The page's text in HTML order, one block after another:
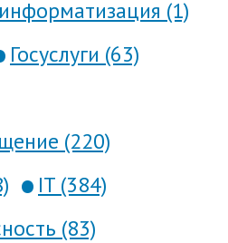
(1)
Госуслуги (63)
(220)
IT (384)
(83)